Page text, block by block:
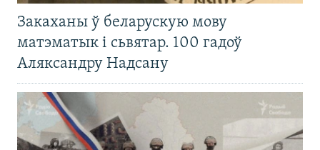
Закаханы ў беларускую мову
матэматык і сьвятар. 100 гадоў
Аляксандру Надсану